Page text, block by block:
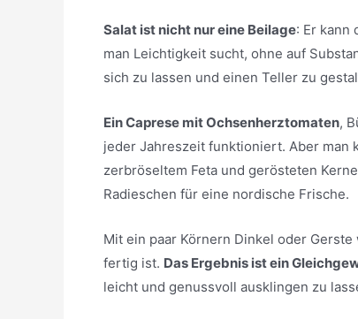
Salat ist nicht nur eine Beilage: Er kann
man Leichtigkeit sucht, ohne auf
sich zu lassen und einen Teller zu
Ein Caprese mit Ochsenherztomaten,
jeder Jahreszeit funktioniert. Aber man
zerbröseltem Feta und gerösteten
Radieschen für eine nordische Frische.
Mit ein paar Körnern Dinkel oder
fertig ist. Das Ergebnis ist ein
leicht und genussvoll ausklingen zu